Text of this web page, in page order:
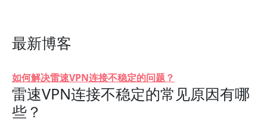
最新博客
如何解决雷速VPN连接不稳定的问题？
雷速VPN连接不稳定的常见原因有哪
些？